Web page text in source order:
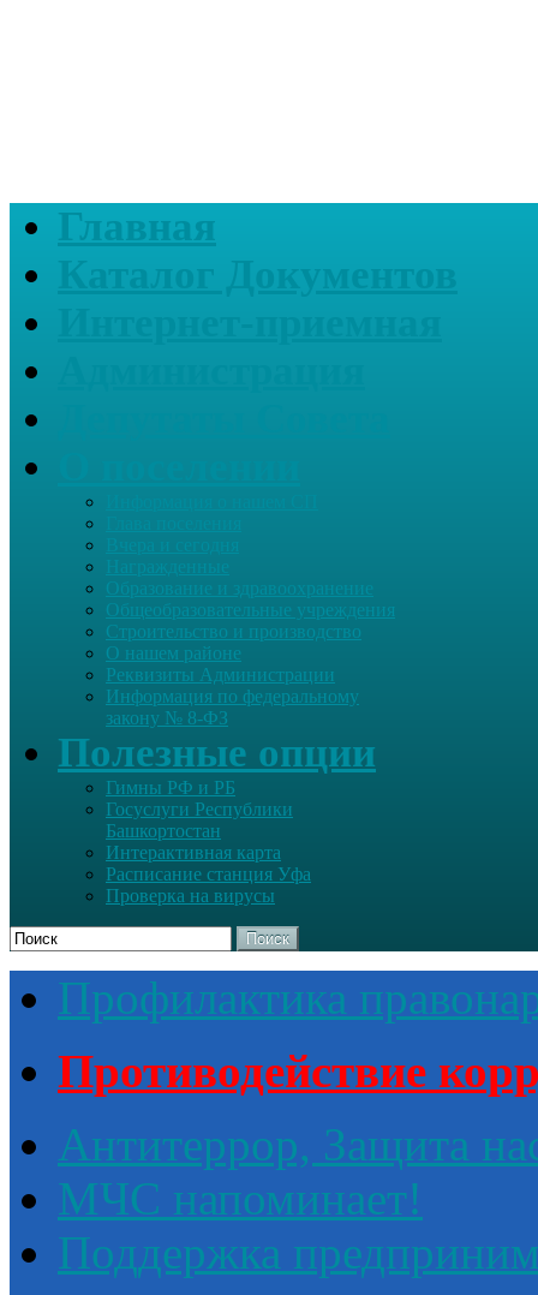
Главная
Награжденные
Образование и здравоохранение
Общеобразовательные учреждения
Строительство и производство
О нашем районе
Реквизиты Администрации
Информация по федеральному
закону № 8-ФЗ
Полезные опции
Гимны РФ и РБ
Госуслуги Республики
Башкортостан
Интерактивная карта
Расписание станция Уфа
Проверка на вирусы
Поиск
Профилактика
Противодействие
Антитеррор, Защита
МЧС напоминает!
Поддержка